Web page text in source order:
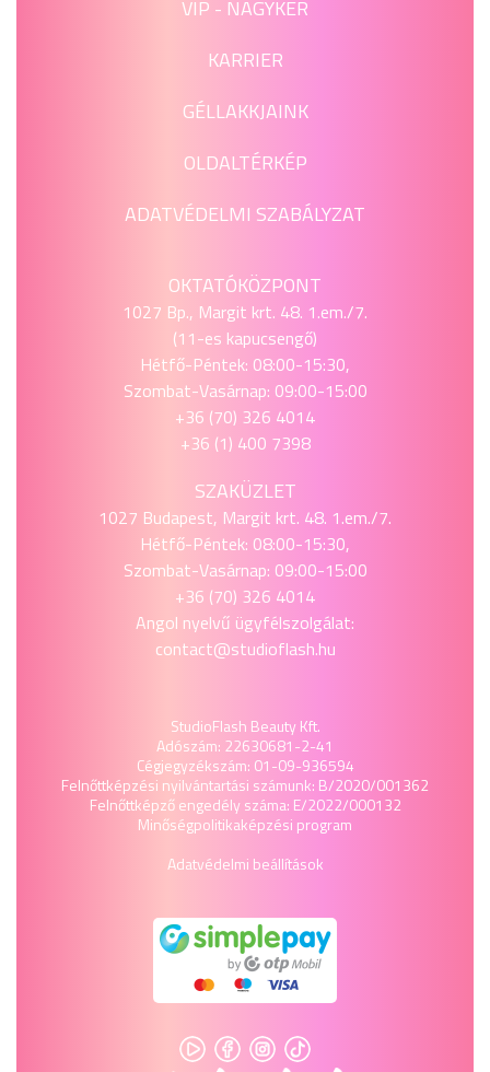
VIP - NAGYKER
KARRIER
GÉLLAKKJAINK
OLDALTÉRKÉP
ADATVÉDELMI SZABÁLYZAT
OKTATÓKÖZPONT
1027 Bp., Margit krt. 48. 1.em./7.
(11-es kapucsengő)
Hétfő-Péntek: 08:00-15:30,
Szombat-Vasárnap: 09:00-15:00
+36 (70) 326 4014
+36 (1) 400 7398
SZAKÜZLET
1027 Budapest, Margit krt. 48. 1.em./7.
Hétfő-Péntek: 08:00-15:30,
Szombat-Vasárnap: 09:00-15:00
+36 (70) 326 4014
Angol nyelvű ügyfélszolgálat:
contact@studioflash.hu
StudioFlash Beauty Kft.
Adószám: 22630681-2-41
Cégjegyzékszám: 01-09-936594
Felnőttképzési nyilvántartási számunk: B/2020/001362
Felnőttképző engedély száma: E/2022/000132
Minőségpolitikaképzési program
Adatvédelmi beállítások